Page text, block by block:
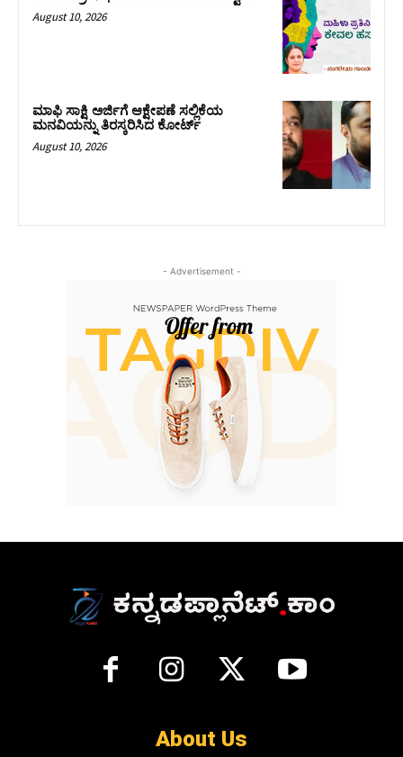
August 10, 2026
ಮಾಫಿ ಸಾಕ್ಷಿ ಅರ್ಜಿಗೆ ಆಕ್ಷೇಪಣೆ ಸಲ್ಲಿಕೆಯ
ಮನವಿಯನ್ನು ತಿರಸ್ಕರಿಸಿದ ಕೋರ್ಟ್‌
August 10, 2026
- Advertisement -
About Us